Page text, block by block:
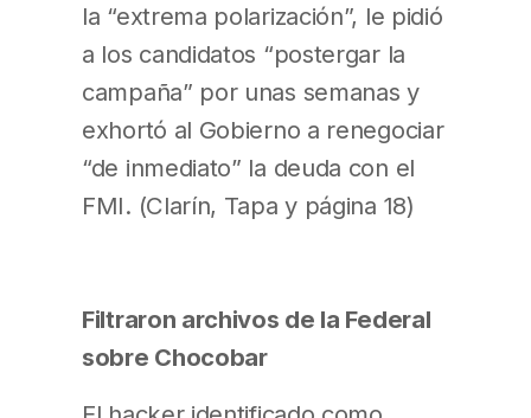
la “extrema polarización”, le pidió
a los candidatos “postergar la
campaña” por unas semanas y
exhortó al Gobierno a renegociar
“de inmediato” la deuda con el
FMI. (Clarín, Tapa y página 18)
Filtraron archivos de la Federal
sobre Chocobar